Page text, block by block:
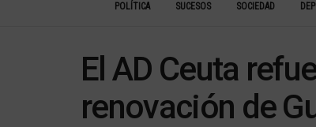
POLÍTICA SUCESOS SOCIEDAD
El AD Ceuta
renovación de